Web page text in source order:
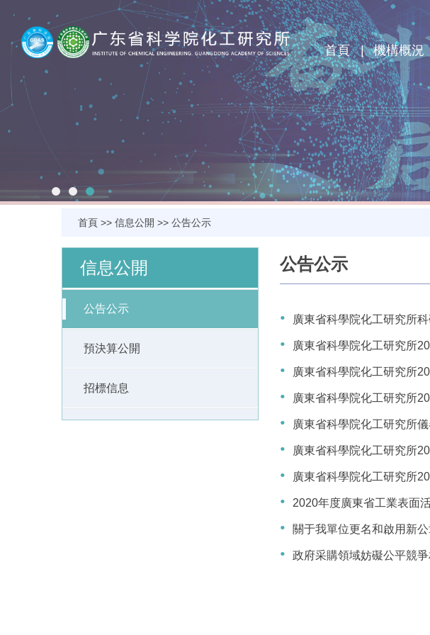
首頁 機構概況
首頁 >> 信息公開 >> 公告公示
信息公開
公告公示
預決算公開
招標信息
公告公示
廣東省科學院化工研究所
廣東省科學院化工研究所
廣東省科學院化工研究所
廣東省科學院化工研究所
廣東省科學院化工研究所
廣東省科學院化工研究所
廣東省科學院化工研究所
2020年度廣東省工業表面
關于我單位更名和啟用新
政府采購領域妨礙公平競